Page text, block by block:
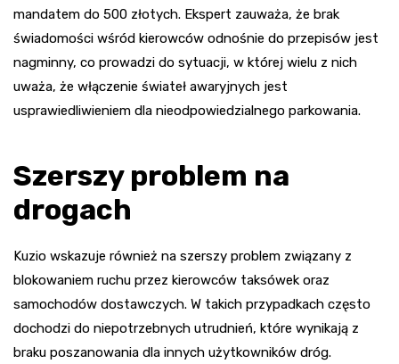
mandatem do 500 złotych. Ekspert zauważa, że brak
świadomości wśród kierowców odnośnie do przepisów jest
nagminny, co prowadzi do sytuacji, w której wielu z nich
uważa, że włączenie świateł awaryjnych jest
usprawiedliwieniem dla nieodpowiedzialnego parkowania.
Szerszy problem na
drogach
Kuzio wskazuje również na szerszy problem związany z
blokowaniem ruchu przez kierowców taksówek oraz
samochodów dostawczych. W takich przypadkach często
dochodzi do niepotrzebnych utrudnień, które wynikają z
braku poszanowania dla innych użytkowników dróg.